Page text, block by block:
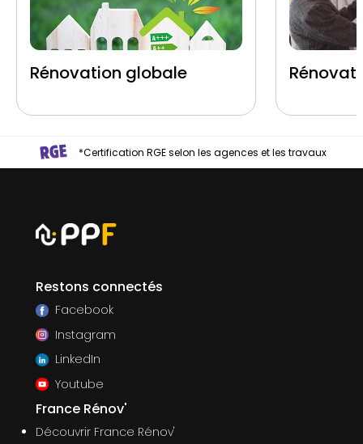
Rénovation globale
*Certification RGE selon les agences et les travaux
Restons connectés
Facebook
Instagram
LinkedIn
Youtube
France Rénov'
Découvrir France Rénov'